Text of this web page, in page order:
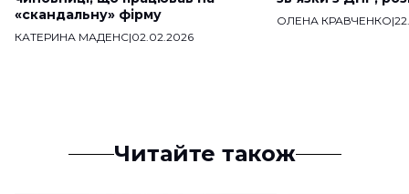
«скандальну» фірму
КАТЕРИНА МАДЕНС|02.02.2026
ОЛЕНА КРАВЧЕНКО|
Читайте також